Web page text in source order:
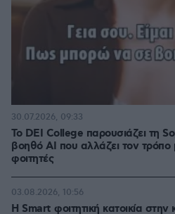
Το DEI College παρουσιάζει τη
βοηθό AI που αλλάζει τον τρόπο
φοιτητές
30.07.2026, 09:33
Η Smart φοιτητική κατοικία
03.08.2026, 10:56